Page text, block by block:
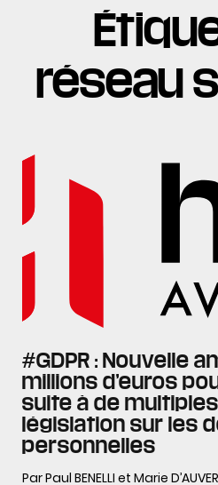
réseau
#GDPR : Nouvelle
millions d’euros
suite à de
législation sur les
personnelles
Par Paul BENELLI et Marie